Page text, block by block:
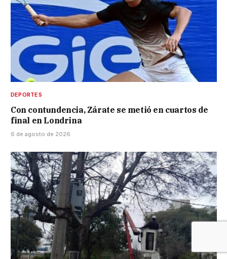
DEPORTES
Con contundencia, Zárate se metió en cuartos de
final en Londrina
6 de agosto de 2026